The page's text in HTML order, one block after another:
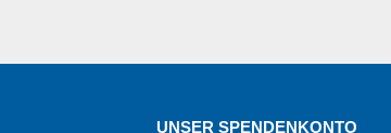
UNSER SPENDENKONTO